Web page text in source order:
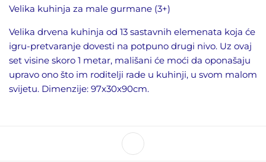
Velika kuhinja za male gurmane (3+)
Velika drvena kuhinja od 13 sastavnih elemenata koja će
igru-pretvaranje dovesti na potpuno drugi nivo. Uz ovaj
set visine skoro 1 metar, mališani će moći da oponašaju
upravo ono što im roditelji rade u kuhinji, u svom malom
svijetu. Dimenzije: 97x30x90cm.